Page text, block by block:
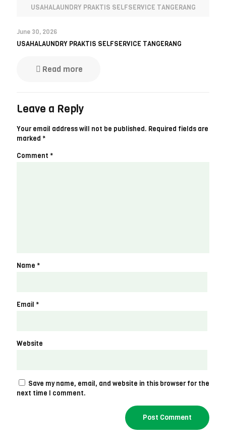
USAHALAUNDRY PRAKTIS SELFSERVICE TANGERANG
June 30, 2026
USAHALAUNDRY PRAKTIS SELFSERVICE TANGERANG
Read more
Leave a Reply
Your email address will not be published. Required fields are
marked *
Comment *
Name *
Email *
Website
Save my name, email, and website in this browser for the
next time I comment.